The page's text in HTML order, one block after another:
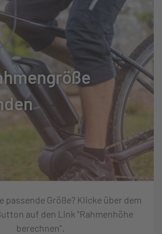
passende Größe? Klicke über dem
auf den Link "Rahmenhöhe
berechnen".